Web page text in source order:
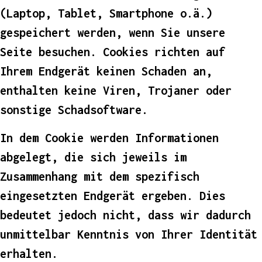
(Laptop, Tablet, Smartphone o.ä.)
gespeichert werden, wenn Sie unsere
Seite besuchen. Cookies richten auf
Ihrem Endgerät keinen Schaden an,
enthalten keine Viren, Trojaner oder
sonstige Schadsoftware.
In dem Cookie werden Informationen
abgelegt, die sich jeweils im
Zusammenhang mit dem spezifisch
eingesetzten Endgerät ergeben. Dies
bedeutet jedoch nicht, dass wir dadurch
unmittelbar Kenntnis von Ihrer Identität
erhalten.